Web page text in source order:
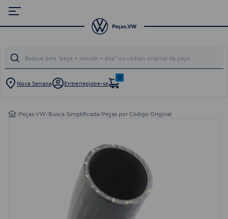
Nova Serrana Entre/registre-se
0
/Peças VW/Busca Simplificada/Peças por Código Original